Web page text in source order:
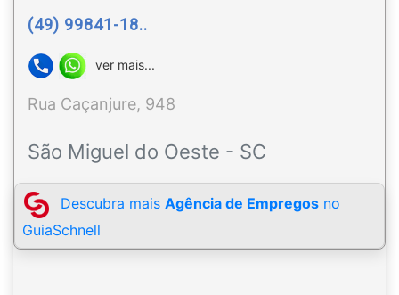
(49) 99841-18..
ver mais...
Rua Caçanjure, 948
São Miguel do Oeste - SC
Descubra mais Agência de Empregos no
GuiaSchnell